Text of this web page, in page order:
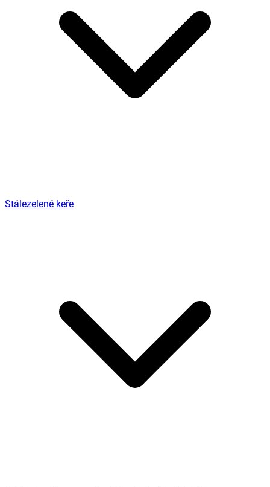
Stálezelené keře